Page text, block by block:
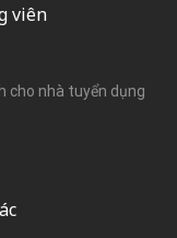
viên
cho nhà tuyển dụng